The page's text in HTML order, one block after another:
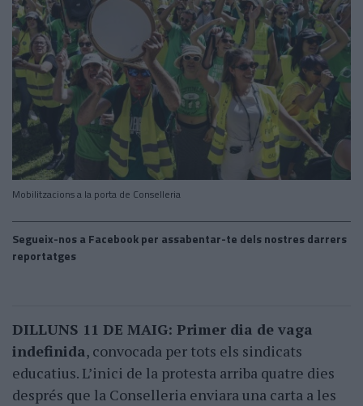
Mobilitzacions a la porta de Conselleria
Segueix-nos a Facebook per assabentar-te dels nostres darrers
reportatges
DILLUNS 11 DE MAIG: Primer dia de vaga
indefinida, convocada per tots els sindicats
educatius. L’inici de la protesta arriba quatre dies
després que la Conselleria enviara una carta a les